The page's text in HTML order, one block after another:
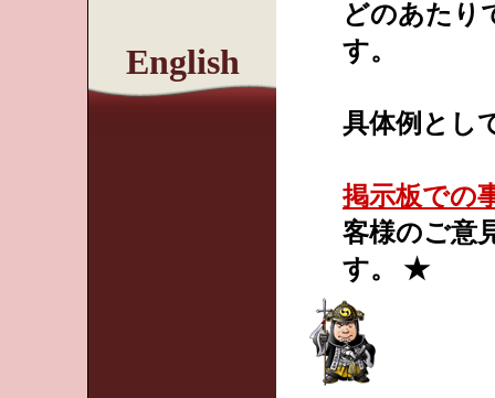
English
どのあた
す。
具体例と
掲示板での
客様のご意
す。 ★